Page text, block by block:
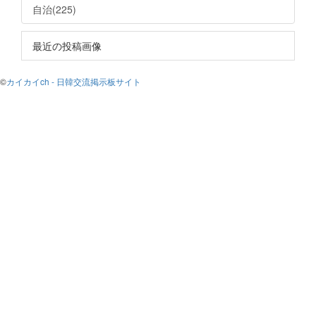
自治(225)
最近の投稿画像
©カイカイch - 日韓交流掲示板サイト